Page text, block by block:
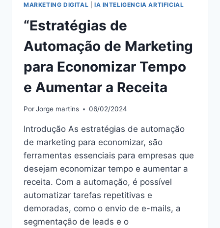
MARKETING DIGITAL IA INTELIGENCIA ARTIFICIAL
“Estratégias de
Automação de Marketing
para Economizar Tempo
e Aumentar a Receita
PorJorge martins 06/02/2024
Introdução As estratégias de automação
de marketing para economizar, são
ferramentas essenciais para empresas que
desejam economizar tempo e aumentar a
receita. Com a automação, é possível
automatizar tarefas repetitivas e
demoradas, como o envio de e-mails, a
segmentação de leads e o